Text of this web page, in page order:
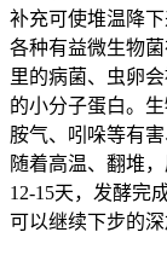
补充可使堆温降
各种有益微生物
里的病菌、虫卵
的小分子蛋白。
胺气、吲哚等有
随着高温、翻堆
12-15天，发酵完
可以继续下步的